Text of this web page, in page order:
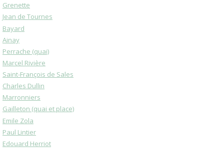
Grenette
Jean de Tournes
Bayard
Ainay
Perrache (quai)
Marcel Rivière
Saint-François de Sales
Charles Dullin
Marronniers
Gailleton (quai et place)
Emile Zola
Paul Lintier
Edouard Herriot